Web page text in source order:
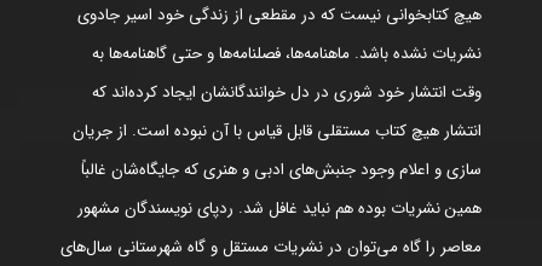
هیچ کتابخوانی نیست که در مقطعی از زندگی خود اسیر جادوی
نشریات نشده باشد. ماهنامه‌ها، فصلنامه‌ها و حتی گاهنامه‌ها به
وقت انتشار خود شوری در دل خوانندگانشان ایجاد کرده‌اند که
انتشار هیچ کتاب مستقلی قابل قیاس با آن نبوده است. از جریان
سازی و اعلام وجود جنبش‌های ادبی و هنری که جایگاه‌شان غالباً
همین نشریات بوده هم نباید غافل شد. ردپای نویسندگان مشهور
معاصر را گاه می‌توان در نشریات مستقل و گاه شهرستانی سال‌های